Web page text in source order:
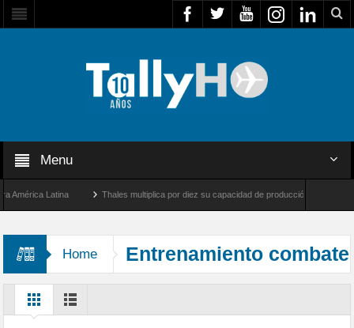
Menu
Latina Thales multiplica por diez su capacidad de producción de radares en
Home
Entrenamiento combate
incendios forestales